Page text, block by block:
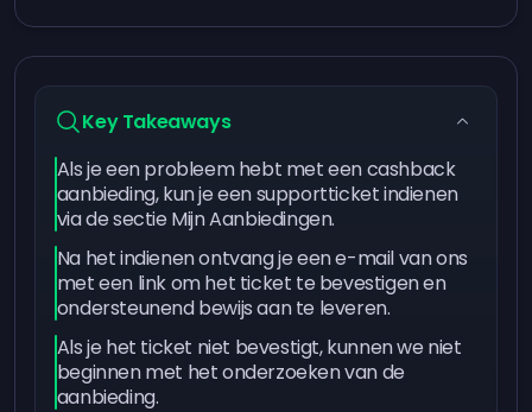
Key Takeaways
Als je een probleem hebt met een cashback
aanbieding, kun je een supportticket indienen
via de sectie Mijn Aanbiedingen.
Na het indienen ontvang je een e-mail van ons
met een link om het ticket te bevestigen en
ondersteunend bewijs aan te leveren.
Als je het ticket niet bevestigt, kunnen we niet
beginnen met het onderzoeken van de
aanbieding.